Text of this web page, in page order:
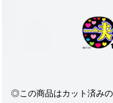
◎この商品はカット済み